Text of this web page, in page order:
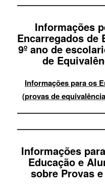
Informações
Encarregados de
9º ano de
de
Informações para os
(provas de
Informações
Educação e
sobre Provas